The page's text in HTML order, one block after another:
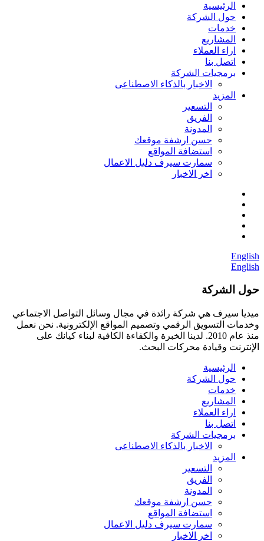
الرئيسية
حول الشركة
خدمات
المشاريع
اراء العملاء
اتصل بنا
برمجيات الشركة
الاخبار بالذكاء الاصطناعى
المزيد
التسعير
الفريق
المدونة
حسن ارشفة موقعك
استضافة المواقع
سمارت سيرف دليل الاعمال
اخر الاخبار
English
English
حول الشركة
ميديا ​​سيرف هي شركة رائدة في مجال وسائل التواصل الاجتماعي
وخدمات التسويق الرقمي وتصميم المواقع الإلكترونية. نحن نعمل
منذ عام 2010. لدينا الخبرة والكفاءة الكافية لبناء كيانك على
الإنترنت وقيادة محركات البحث.
الرئيسية
حول الشركة
خدمات
المشاريع
اراء العملاء
اتصل بنا
برمجيات الشركة
الاخبار بالذكاء الاصطناعى
المزيد
التسعير
الفريق
المدونة
حسن ارشفة موقعك
استضافة المواقع
سمارت سيرف دليل الاعمال
اخر الاخبار